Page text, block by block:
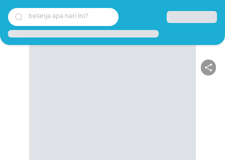
belanja apa hari ini?